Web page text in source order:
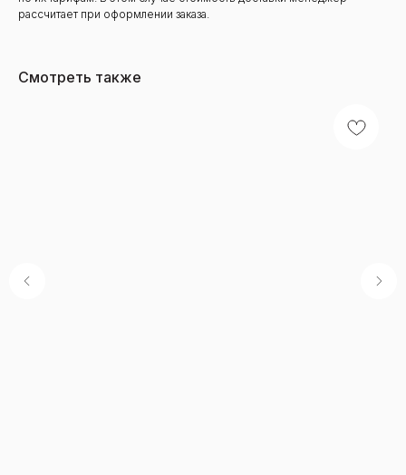
рассчитает при оформлении заказа.
Смотреть также